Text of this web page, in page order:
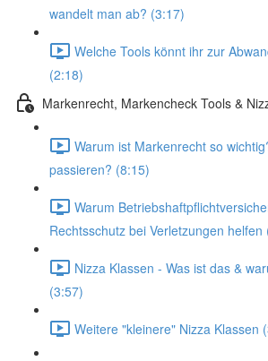
wandelt man ab? (3:17)
Welche Tools könnt ihr zur
(2:18)
Markenrecht, Markencheck Tools &
Warum ist Markenrecht so
passieren? (8:15)
Warum
Rechtsschutz bei Verletzungen helfen
Nizza Klassen - Was ist das &
(3:57)
Weitere "kleinere" Nizza Klassen